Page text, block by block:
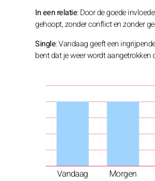
Vandaag Morgen
In een relatie: Door de goede
gehoopt, zonder conflict en zonder
Single: Vandaag geeft een
bent dat je weer wordt